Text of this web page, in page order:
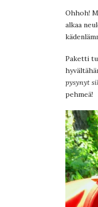
Ohhoh!
alkaa
Paketti
pysynyt
pehmeä!